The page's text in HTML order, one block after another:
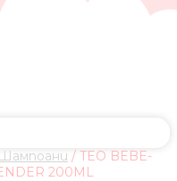
Шампоани / TEO BEBE-
200ML